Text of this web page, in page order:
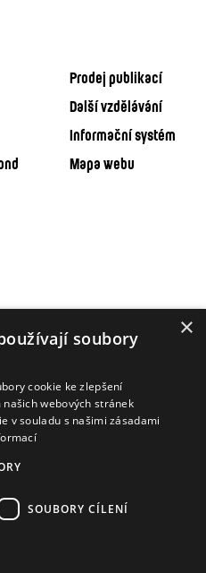
Prodej publikací
Další vzdělávání
Informační systém
Mapa webu
×
soubory
cookie ke zlepšení
webových stránek
v souladu s našimi zásadami
SOUBORY CÍLENÍ